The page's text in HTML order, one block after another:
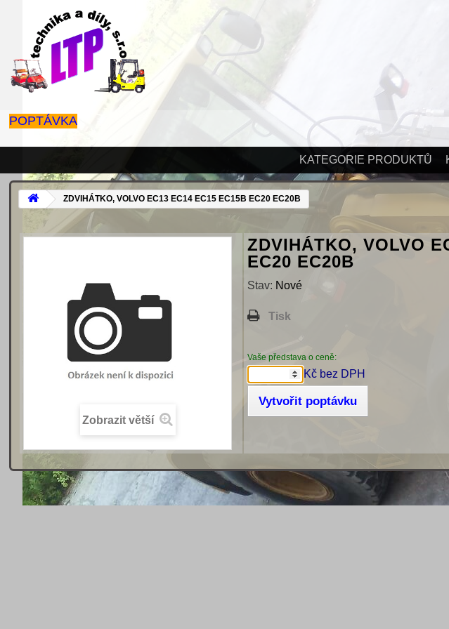
POPTÁVKA
KATEGORIE PRODUKTŮ
ZDVIHÁTKO, VOLVO EC13 EC14 EC15 EC15B EC20 EC20B
Zobrazit větší
ZDVIHÁTKO, VOLVO
EC20 EC20B
Stav: Nové
Tisk
Vaše představa o ceně:
Kč bez DPH
Vytvořit poptávku